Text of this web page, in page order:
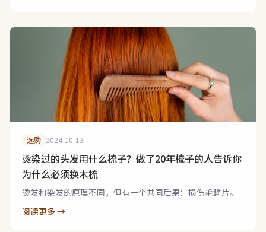
选购 2024-10-13
烫染过的头发用什么梳子？做了20年梳子的人告诉你
为什么必须换木梳
烫发和染发的原理不同，但有一个共同后果：损伤毛鳞片。
阅读更多 →